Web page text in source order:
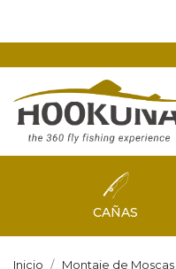
CAÑAS
Inicio Montaje de Moscas